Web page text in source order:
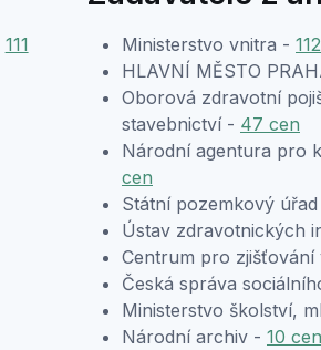
111
Ministerstvo vnitra -
HLAVNÍ MĚSTO
Oborová zdravotní
stavebnictví - 47 cen
Národní agentura pro
cen
Státní pozemkový
Ústav zdravotnických
Centrum pro zjišťování
Česká správa
Ministerstvo školství,
Národní archiv - 10 cen